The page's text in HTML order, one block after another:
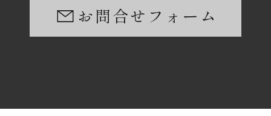
お問合せフォーム